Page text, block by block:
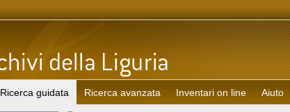
Ricerca guidata Ricerca avanzata Inventari on line Aiuto